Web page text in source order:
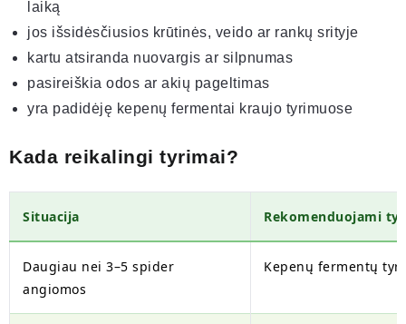
laiką
jos išsidėsčiusios krūtinės, veido ar rankų srityje
kartu atsiranda nuovargis ar silpnumas
pasireiškia odos ar akių pageltimas
yra padidėję kepenų fermentai kraujo tyrimuose
Kada reikalingi tyrimai?
Situacija Rekomenduojami
Daugiau nei 3–5 spider
angiomos
Kepenų fermentų